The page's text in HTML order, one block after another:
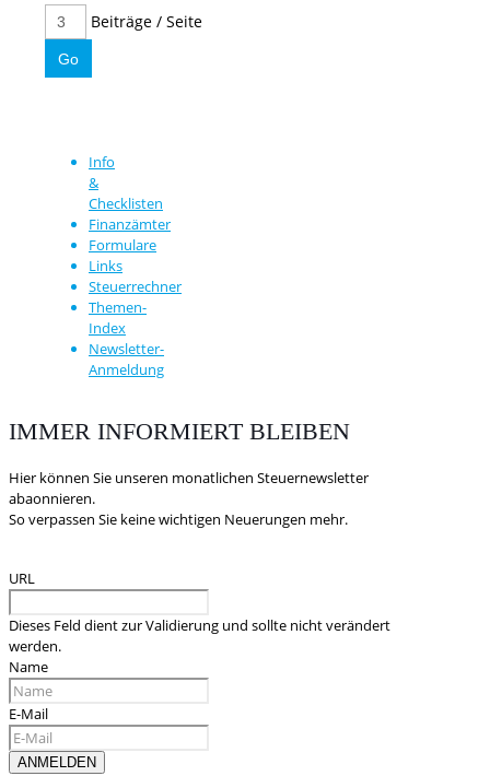
Beiträge / Seite
Info
&
Checklisten
Finanzämter
Formulare
Links
Steuerrechner
Themen-
Index
Newsletter-
Anmeldung
IMMER INFORMIERT BLEIBEN
Hier können Sie unseren monatlichen Steuernewsletter
abaonnieren.
So verpassen Sie keine wichtigen Neuerungen mehr.
URL
Dieses Feld dient zur Validierung und sollte nicht verändert
werden.
Name
E-Mail